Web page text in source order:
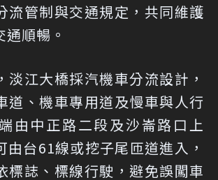
流管制與交通規定，共同維護
順暢。
淡江大橋採汽機車分流設計，
道、機車專用道及慢車與人行
由中正路二段及沙崙路口上
由台61線或挖子尾匝道進入，
標誌、標線行駛，避免誤闖車